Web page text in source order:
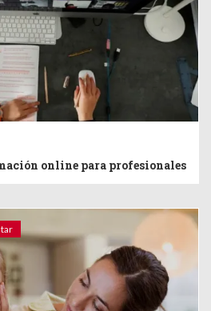
online para profesionales